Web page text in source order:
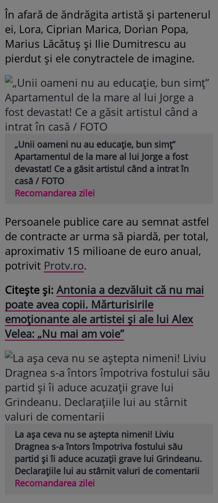
În afară de ăndrăgita artistă și partenerul
ei, Lora, Ciprian Marica, Dorian Popa,
Marius Lăcătuș și Ilie Dumitrescu au
pierdut și ele conytractele de imagine.
„Unii oameni nu au educație, bun simț”
Apartamentul de la mare al lui Jorge a fost
devastat! Ce a găsit artistul când a intrat în
casă / FOTO
Recomandarea zilei
Persoanele publice care au semnat astfel
de contracte ar urma să piardă, per total,
aproximativ 15 milioane de euro anual,
potrivit Protv.ro.
Citește și: Antonia a dezvăluit că nu mai
poate avea copii. Mărturisirile
emoționante ale artistei și ale lui Alex
Velea: „Nu mai am voie”
La așa ceva nu se aștepta nimeni! Liviu
Dragnea s-a întors împotriva fostului său
partid și îi aduce acuzații grave lui Grindeanu.
Declarațiile lui au stârnit valuri de comentarii
Recomandarea zilei